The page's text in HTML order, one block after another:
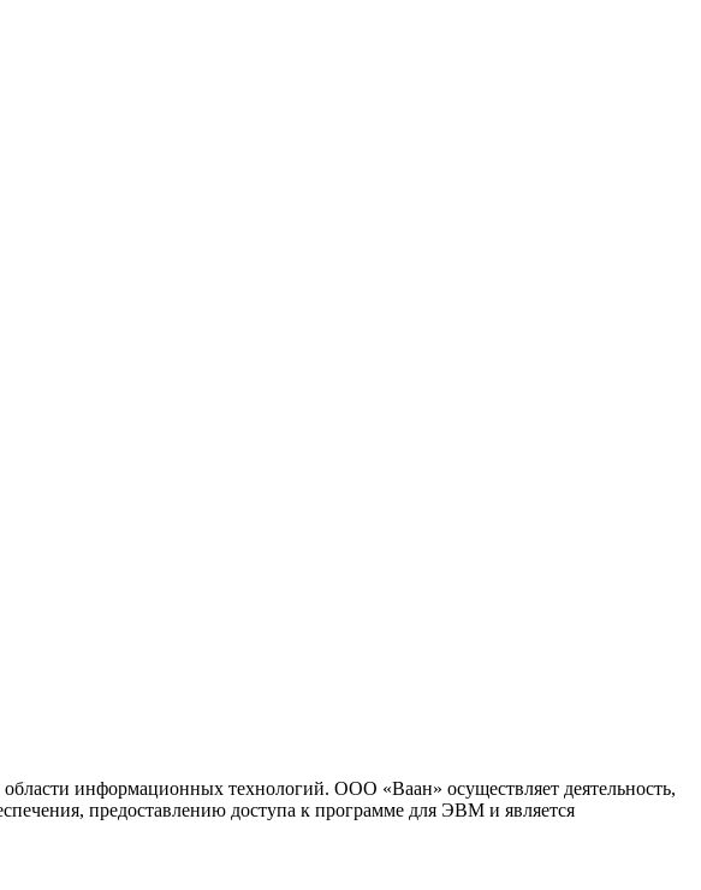
информационных технологий. ООО «Ваан» осуществляет деятельность,
предоставлению доступа к программе для ЭВМ и является